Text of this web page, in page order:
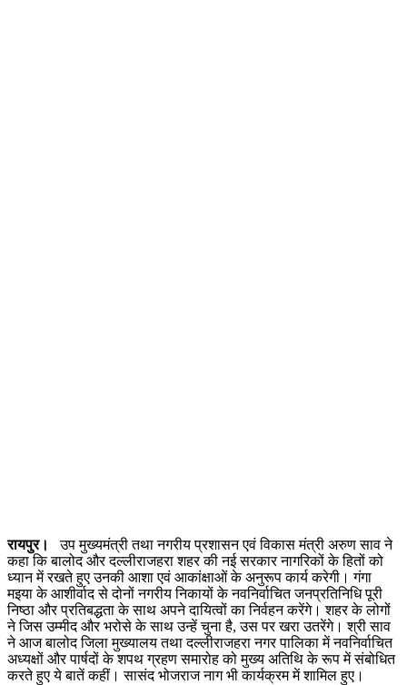
रायपुर।उप मुख्यमंत्री तथा नगरीय प्रशासन एवं विकास मंत्री अरुण साव ने
कहा कि बालोद और दल्लीराजहरा शहर की नई सरकार नागरिकों के हितों को
ध्यान में रखते हुए उनकी आशा एवं आकांक्षाओं के अनुरूप कार्य करेगी। गंगा
मइया के आशीर्वाद से दोनों नगरीय निकायों के नवनिर्वाचित जनप्रतिनिधि पूरी
निष्ठा और प्रतिबद्धता के साथ अपने दायित्वों का निर्वहन करेंगे। शहर के लोगों
ने जिस उम्मीद और भरोसे के साथ उन्हें चुना है, उस पर खरा उतरेंगे। श्री साव
ने आज बालोद जिला मुख्यालय तथा दल्लीराजहरा नगर पालिका में नवनिर्वाचित
अध्यक्षों और पार्षदों के शपथ ग्रहण समारोह को मुख्य अतिथि के रूप में संबोधित
करते हुए ये बातें कहीं। सासंद भोजराज नाग भी कार्यक्रम में शामिल हुए।